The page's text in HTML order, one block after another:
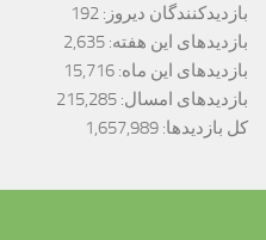
بازدیدکنندگان دیروز: 192
بازدیدهای این هفته: 2,635
بازدیدهای این ماه: 15,716
بازدیدهای امسال: 215,285
کل بازدیدها: 1,657,989